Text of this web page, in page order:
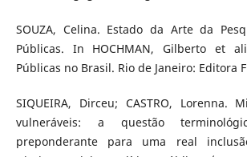
SOUZA, Celina. Estado da Arte da
Públicas. In HOCHMAN, Gilberto et
Públicas no Brasil. Rio de Janeiro: Editora
SIQUEIRA, Dirceu; CASTRO, Lorenna.
vulneráveis: a questão
preponderante para uma real